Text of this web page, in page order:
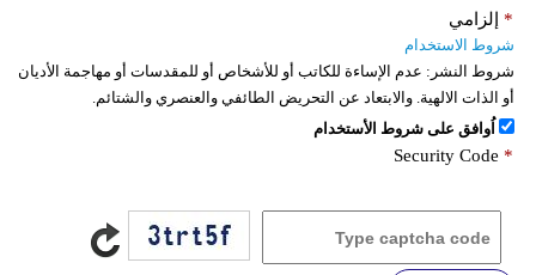
إلزامي *
شروط الاستخدام
شروط النشر: عدم الإساءة للكاتب أو للأشخاص أو للمقدسات أو مهاجمة الأديان
أو الذات الالهية. والابتعاد عن التحريض الطائفي والعنصري والشتائم.
اُوافق على شروط الأستخدام
Security Code *